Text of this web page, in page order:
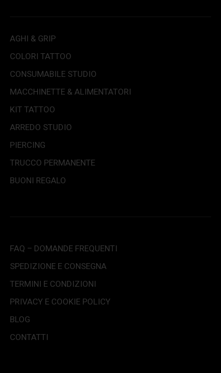
AGHI & GRIP
COLORI TATTOO
CONSUMABILE STUDIO
MACCHINETTE & ALIMENTATORI
KIT TATTOO
ARREDO STUDIO
PIERCING
TRUCCO PERMANENTE
BUONI REGALO
FAQ – DOMANDE FREQUENTI
SPEDIZIONE E CONSEGNA
TERMINI E CONDIZIONI
PRIVACY E COOKIE POLICY
BLOG
CONTATTI